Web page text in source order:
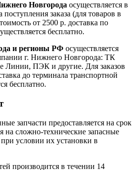
Новгорода осуществляется в
заказа (для товаров в
от 2500 р. доставка по
бесплатно.
и регионы РФ осуществляется
г. Нижнего Новгорода: ТК
Линии, ПЭК и другие. Для заказов
до терминала транспортной
бесплатно.
запчасти предоставляется на срок
на сложно-технические запасные
при условии их установки в
производится в течении 14